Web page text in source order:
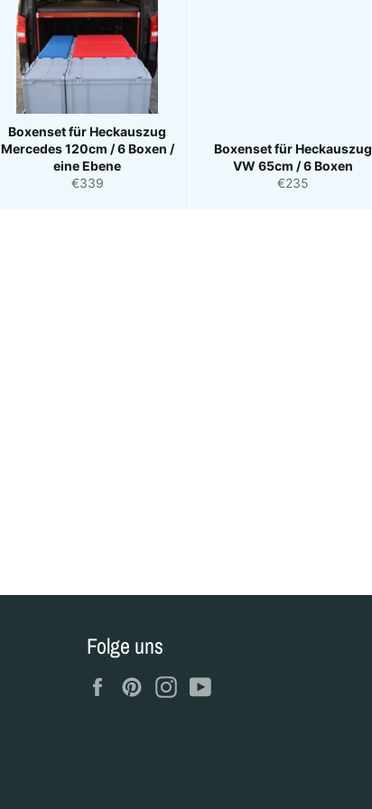
Boxenset für Heckauszug
Mercedes 120cm / 6 Boxen /
eine Ebene
Normaler
€339
Boxenset für Heckauszug
VW 65cm / 6 Boxen
Normaler
€235
Folge uns
FacebookPinterestInstagram